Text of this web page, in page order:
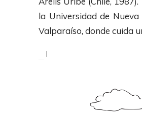
la Universidad de
Valparaíso, donde cuida